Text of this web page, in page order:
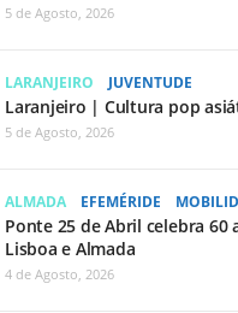
5 de Agosto, 2026
LARANJEIRO JUVENTUDE
Laranjeiro | Cultura pop
5 de Agosto, 2026
ALMADA EFEMÉRIDE
Ponte 25 de Abril celebra
Lisboa e Almada
4 de Agosto, 2026